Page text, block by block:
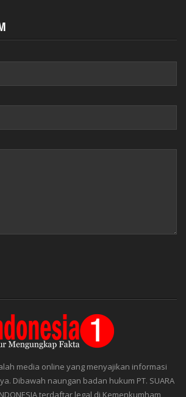
media online yang menyajikan informasi
Dibawah naungan badan hukum PT. SUARA
terdaftar legal di Kemenkumham